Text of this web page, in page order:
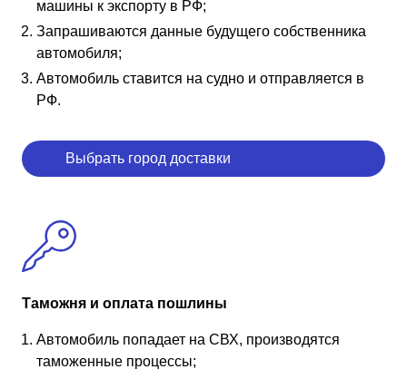
машины к экспорту в РФ;
Запрашиваются данные будущего собственника
автомобиля;
Автомобиль ставится на судно и отправляется в
РФ.
Выбрать город доставки
Таможня и оплата пошлины
Автомобиль попадает на СВХ, производятся
таможенные процессы;